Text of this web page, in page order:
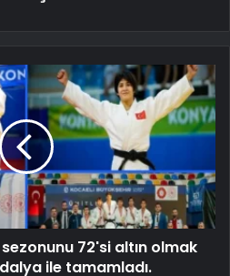
72'si altın olmak
ile tamamladı.